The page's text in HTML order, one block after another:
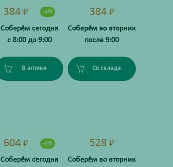
384 ₽ -4%
Соберём сегодня
с 8:00 до 9:00
В аптеке
384 ₽
Соберём во вторник
после 9:00
Со склада
604 ₽ -8%
Соберём сегодня
528 ₽
Соберём во вторник